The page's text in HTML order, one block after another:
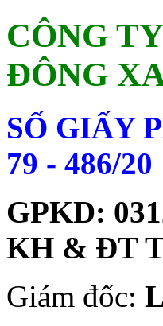
CÔNG
ĐÔNG
SỐ GIẤY
79 - 486/
GPKD:
KH & ĐT
Giám đốc: